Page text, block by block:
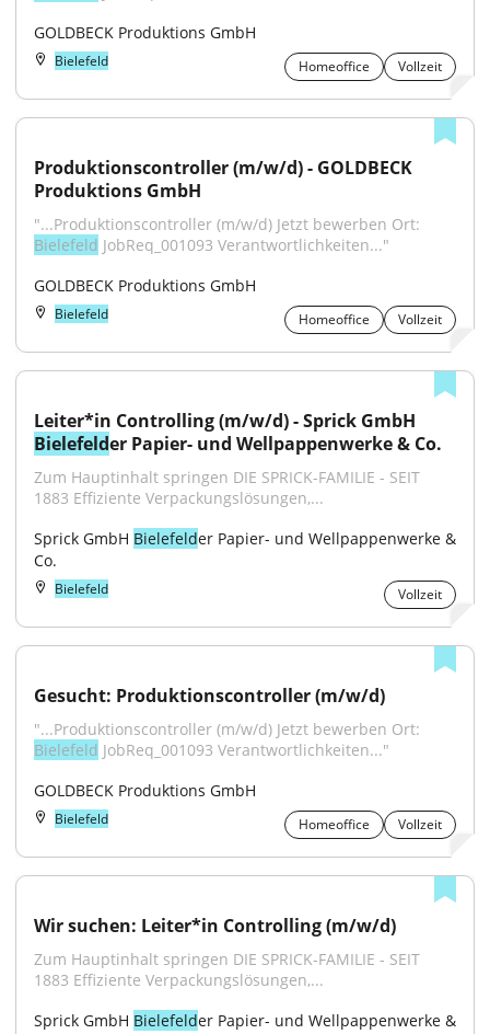
GOLDBECK Produktions GmbH
Bielefeld Homeoffice Vollzeit
Produktionscontroller (m/w/d) - GOLDBECK
Produktions GmbH
Bielefeld JobReq_001093 Verantwortlichkeiten..."
GOLDBECK Produktions GmbH
Bielefeld Homeoffice Vollzeit
Bielefelder Papier- und Wellpappenwerke & Co.
Zum Hauptinhalt springen DIE SPRICK-FAMILIE - SEIT
1883 Effiziente Verpackungslösungen,...
Sprick GmbH Bielefelder Papier- und Wellpappenwerke &
Co.
Bielefeld Vollzeit
Gesucht: Produktionscontroller (m/w/d)
Bielefeld JobReq_001093 Verantwortlichkeiten..."
GOLDBECK Produktions GmbH
Bielefeld Homeoffice Vollzeit
Wir suchen: Leiter*in Controlling (m/w/d)
Zum Hauptinhalt springen DIE SPRICK-FAMILIE - SEIT
1883 Effiziente Verpackungslösungen,...
Sprick GmbH Bielefelder Papier- und Wellpappenwerke &